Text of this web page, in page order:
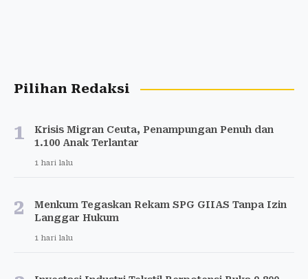
Pilihan Redaksi
1
Krisis Migran Ceuta, Penampungan Penuh dan
1.100 Anak Terlantar
1 hari lalu
2
Menkum Tegaskan Rekam SPG GIIAS Tanpa Izin
Langgar Hukum
1 hari lalu